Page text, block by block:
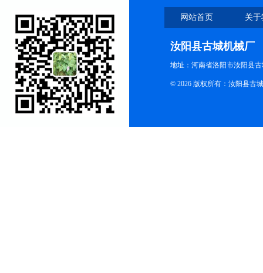
网站首页 关
汝阳县古城机械厂
地址：河南省洛阳市汝阳县
© 2026 版权所有：汝阳县古